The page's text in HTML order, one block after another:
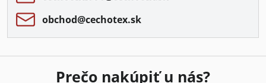
obchod​@cechotex​.sk
Prečo nakúpiť u nás?